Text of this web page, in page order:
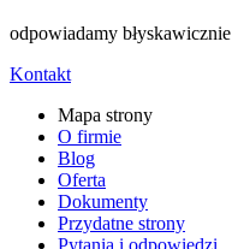
odpowiadamy błyskawicznie
Kontakt
Mapa strony
O firmie
Blog
Oferta
Dokumenty
Przydatne strony